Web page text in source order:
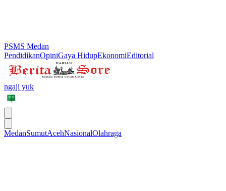
PSMS Medan
PendidikanOpiniGaya HidupEkonomiEditorial
ngaji yuk
MedanSumutAcehNasionalOlahraga